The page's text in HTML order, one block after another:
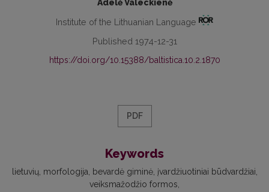
Adelė Valeckienė
Institute of the Lithuanian Language
Published 1974-12-31
https://doi.org/10.15388/baltistica.10.2.1870
PDF
Keywords
lietuvių morfologija bevardė giminė įvardžiuotiniai būdvardžiai
veiksmažodžio formos